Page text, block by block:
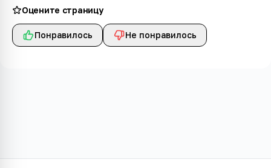
Оцените страницу
Понравилось Не понравилось